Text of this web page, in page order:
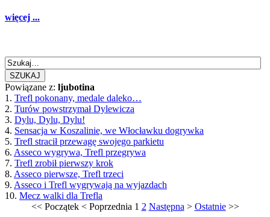
więcej ...
SZUKAJ
Powiązane z: ljubotina
1. Trefl pokonany, medale daleko…
2. Turów powstrzymał Dylewicza
3. Dylu, Dylu, Dylu!
4. Sensacja w Koszalinie, we Włocławku dogrywka
5. Trefl stracił przewagę swojego parkietu
6. Asseco wygrywa, Trefl przegrywa
7. Trefl zrobił pierwszy krok
8. Asseco pierwsze, Trefl trzeci
9. Asseco i Trefl wygrywają na wyjazdach
10. Mecz walki dla Trefla
<< Początek< Poprzednia 1 2 Następna > Ostatnie>>